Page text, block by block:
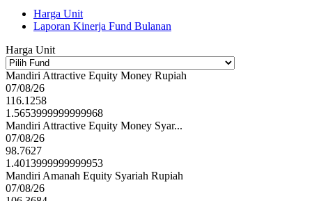
Harga Unit
Laporan Kinerja Fund Bulanan
Harga Unit
Mandiri Attractive Equity Money Rupiah
07/08/26
116.1258
1.5653999999999968
Mandiri Attractive Equity Money Syar...
07/08/26
98.7627
1.4013999999999953
Mandiri Amanah Equity Syariah Rupiah
07/08/26